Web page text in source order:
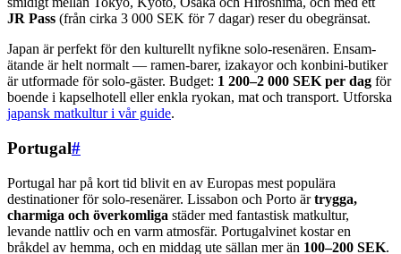
JR Pass (från cirka 3 000 SEK för 7 dagar) reser du obegränsat.
Japan är perfekt för den kulturellt nyfikne solo-resenären. Ensam-
ätande är helt normalt — ramen-barer, izakayor och konbini-butiker
är utformade för solo-gäster. Budget: 1 200–2 000 SEK per dag för
boende i kapselhotell eller enkla ryokan, mat och transport. Utforska
japansk matkultur i vår guide.
Portugal#
Portugal har på kort tid blivit en av Europas mest populära
destinationer för solo-resenärer. Lissabon och Porto ärtrygga,
charmiga och överkomliga städer med fantastisk matkultur,
levande nattliv och en varm atmosfär. Portugalvinet kostar en
bråkdel av hemma, och en middag ute sällan mer än 100–200 SEK.